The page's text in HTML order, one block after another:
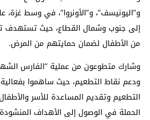
و”اليونيسف”، و”الأونروا”، في وسط غزة،
من الأطفال لضمان حمايتهم من المرض.
ودعم نقاط التطعيم، حيث ساهموا
التطعيم وتقديم المساعدة للأسر
الحملة في الوصول إلى الأهداف